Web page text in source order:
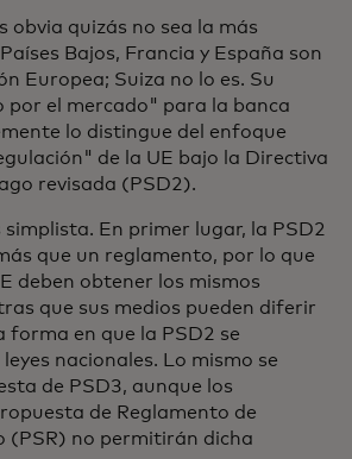
obvia quizás no sea la más
Bajos, Francia y España son
Europea; Suiza no lo es. Su
por el mercado" para la banca
lo distingue del enfoque
de la UE bajo la Directiva
revisada (PSD2).
simplista. En primer lugar, la PSD2
que un reglamento, por lo que
deben obtener los mismos
que sus medios pueden diferir
forma en que la PSD2 se
nacionales. Lo mismo se
de PSD3, aunque los
de Reglamento de
(PSR) no permitirán dicha